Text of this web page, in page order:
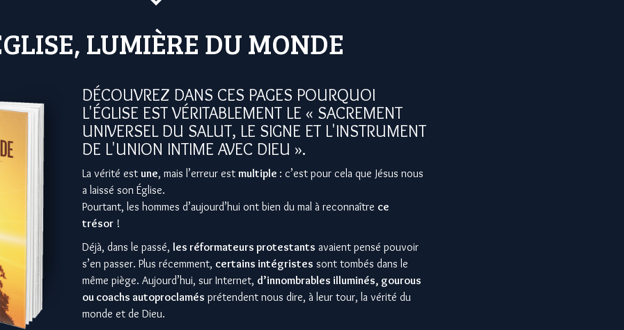
LUMIÈRE DU MONDE
DÉCOUVREZ DANS CES PAGES POURQUOI
L'ÉGLISE EST VÉRITABLEMENT LE « SACREMENT
UNIVERSEL DU SALUT, LE SIGNE ET L'INSTRUMENT
DE L'UNION INTIME AVEC DIEU ».
La vérité est une, mais l’erreur est multiple : c’est pour cela que Jésus nous
a laissé son Église.
Pourtant, les hommes d’aujourd’hui ont bien du mal à reconnaître ce
trésor !
Déjà, dans le passé, les réformateurs protestants avaient pensé pouvoir
s’en passer. Plus récemment, certains intégristes sont tombés dans le
même piège. Aujourd’hui, sur Internet, d’innombrables illuminés, gourous
ou coachs autoproclamés prétendent nous dire, à leur tour, la vérité du
monde et de Dieu.